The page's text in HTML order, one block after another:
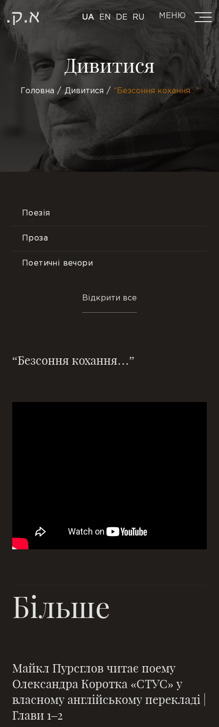
UA EN DE RU МЕНЮ
Дивитися
Головна Дивитися “Безсоння кохання…”
Поезія
Проза
Поетичні вечори
Відкрити все
“Безсоння кохання…”
Більше
Майкл Пурсглов читає поему
Олександра Коротка «СТУС» у
власному англійському перекладі |
Глави 1–2